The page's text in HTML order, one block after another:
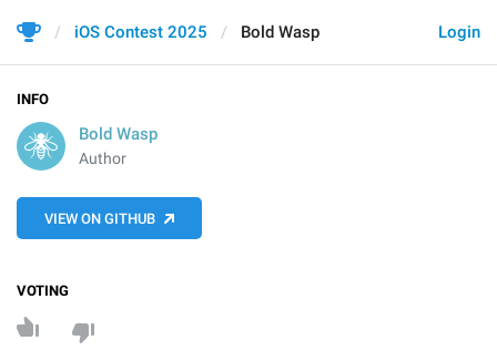
Login
iOS Contest 2025 Bold Wasp
INFO
Bold Wasp
Author
VIEW ON GITHUB
VOTING